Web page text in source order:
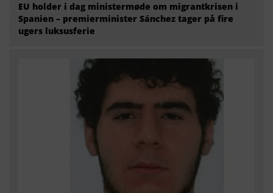
EU holder i dag ministermøde om migrantkrisen i
Spanien – premierminister Sánchez tager på fire
ugers luksusferie